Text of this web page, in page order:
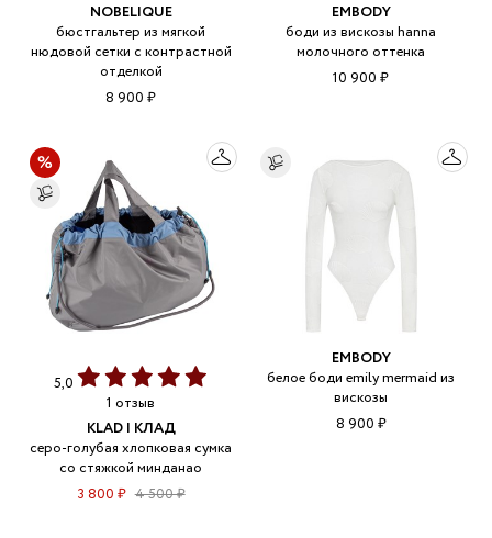
NOBELIQUE
бюстгальтер из мягкой
нюдовой сетки с контрастной
отделкой
8 900 ₽
EMBODY
боди из вискозы hanna
молочного оттенка
10 900 ₽
5,0
1 отзыв
KLAD | КЛАД
серо-голубая хлопковая сумка
со стяжкой минданао
3 800 ₽ 4 500 ₽
EMBODY
белое боди emily mermaid из
вискозы
8 900 ₽